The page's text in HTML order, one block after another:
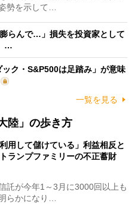
勢を示して…
らんで…」損失を投資家として
…
ック・S&P500は足踏み」が意味
一覧を見る
陸」の歩き方
用して儲けている」利益相反と
ランプファミリーの不正蓄財
託が今年1～3月に3000回以上も
らかになり…